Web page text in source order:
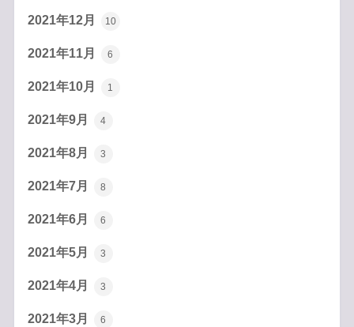
2021年12月 10
2021年11月 6
2021年10月 1
2021年9月 4
2021年8月 3
2021年7月 8
2021年6月 6
2021年5月 3
2021年4月 3
2021年3月 6